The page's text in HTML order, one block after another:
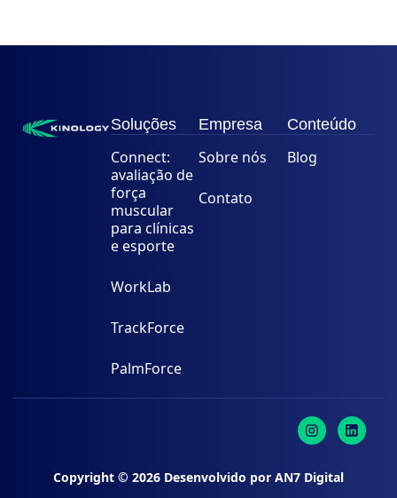
Soluções
Connect:
avaliação de
força
muscular
para clínicas
e esporte
WorkLab
TrackForce
PalmForce
Empresa
Sobre nós
Contato
Conteúdo
Blog
Copyright © 2026 Desenvolvido por AN7 Digital